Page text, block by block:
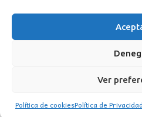
Ver
Política de cookiesPolítica de